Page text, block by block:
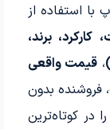
با استفاده از
کارکرد، برند،
،قیمت واقعی
فروشنده بدون
در کوتاه‌ترین